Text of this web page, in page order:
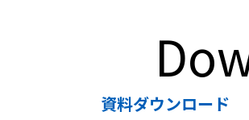
資料ダウンロード